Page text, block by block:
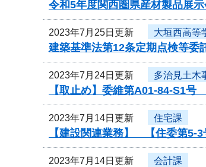
令和5年度関西圏県産材製品展
2023年7月25日更新 大垣西高等
建築基準法第12条定期点検等委
2023年7月24日更新 多治見土木
【取止め】委維第A01-84-S1
2023年7月14日更新 住宅課
【建設関連業務】 【住委第5-
2023年7月14日更新 会計課